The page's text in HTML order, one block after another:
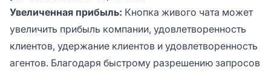
Увеличенная прибыль: Кнопка живого чата может
увеличить прибыль компании, удовлетворенность
клиентов, удержание клиентов и удовлетворенность
агентов. Благодаря быстрому разрешению запросов